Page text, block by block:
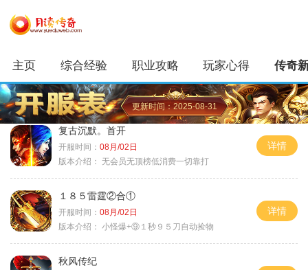
主页 综合经验 职业攻略 玩家心得 传奇
更新时间：2025-08-31
复古沉默。首开
开服时间： 08月/02日
版本介绍： 无会员无顶榜低消费一切靠打
详情
１８５雷霆②合①
开服时间： 08月/02日
版本介绍： 小怪爆+⑨１秒９５刀自动捡物
详情
秋风传纪